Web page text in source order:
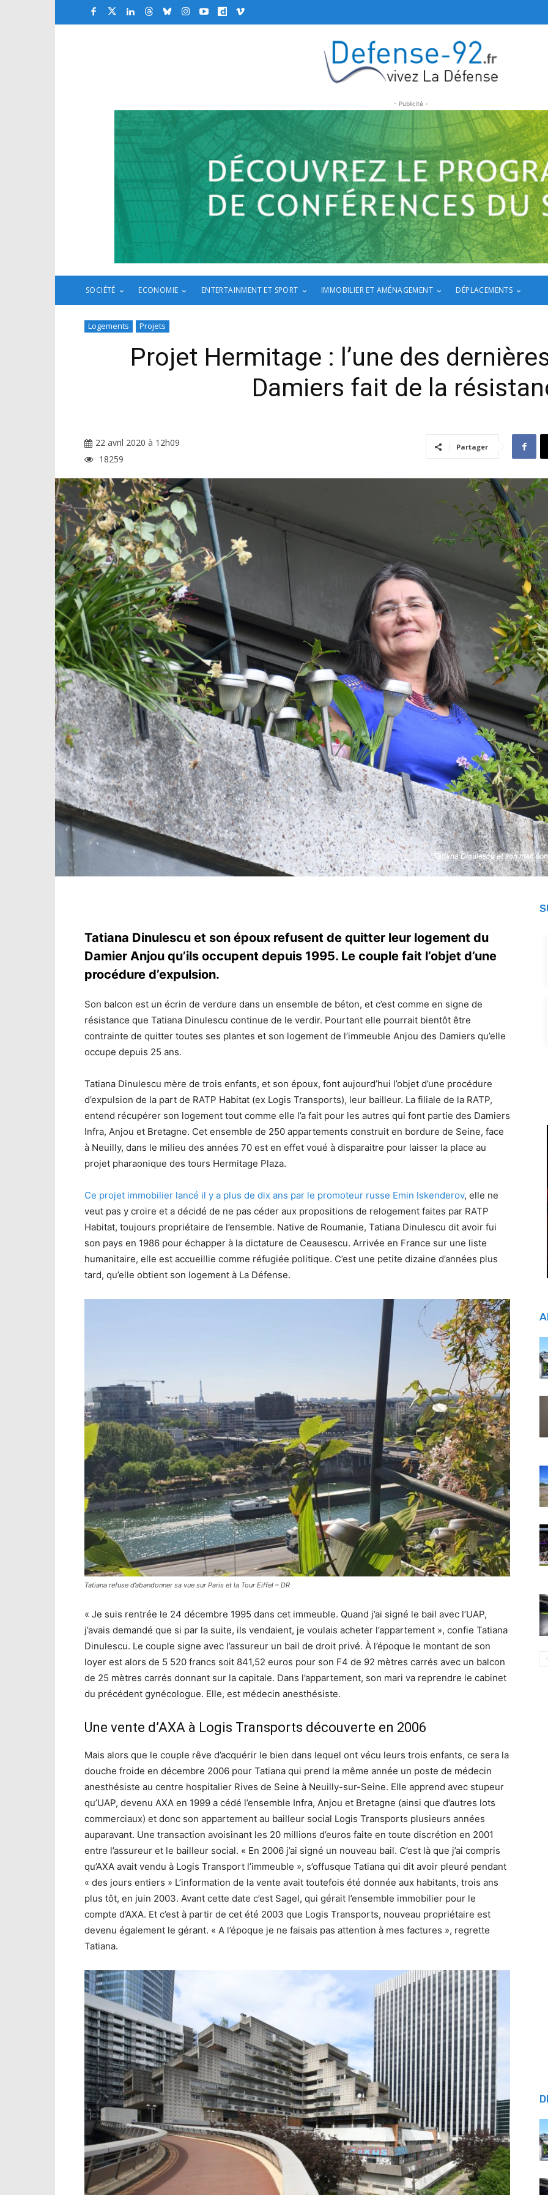
- Publicité -
SOCIÉTÉ ECONOMIE ENTERTAINMENT ET SPORT IMMOBILIER ET AMÉNAGEMENT DÉPLACEMENTS
Logements Projets
Projet Hermitage : l’une des
Damiers fait de la
22 avril 2020 à 12h09
18259
Partager
Tatiana Dinulescu et son mari
Tatiana Dinulescu et son mari
Tatiana Dinulescu et son époux refusent de quitter leur logement du
Damier Anjou qu’ils occupent depuis 1995. Le couple fait l’objet d’une
procédure d’expulsion.
Son balcon est un écrin de verdure dans un ensemble de béton, et c’est comme en signe de
résistance que Tatiana Dinulescu continue de le verdir. Pourtant elle pourrait bientôt être
contrainte de quitter toutes ses plantes et son logement de l’immeuble Anjou des Damiers qu’elle
occupe depuis 25 ans.
Tatiana Dinulescu mère de trois enfants, et son époux, font aujourd’hui l’objet d’une procédure
d’expulsion de la part de RATP Habitat (ex Logis Transports), leur bailleur. La filiale de la RATP,
entend récupérer son logement tout comme elle l’a fait pour les autres qui font partie des Damiers
Infra, Anjou et Bretagne. Cet ensemble de 250 appartements construit en bordure de Seine, face
à Neuilly, dans le milieu des années 70 est en effet voué à disparaitre pour laisser la place au
projet pharaonique des tours Hermitage Plaza.
Ce projet immobilier lancé il y a plus de dix ans par le promoteur russe Emin Iskenderov, elle ne
veut pas y croire et a décidé de ne pas céder aux propositions de relogement faites par RATP
Habitat, toujours propriétaire de l’ensemble. Native de Roumanie, Tatiana Dinulescu dit avoir fui
son pays en 1986 pour échapper à la dictature de Ceausescu. Arrivée en France sur une liste
humanitaire, elle est accueillie comme réfugiée politique. C’est une petite dizaine d’années plus
tard, qu’elle obtient son logement à La Défense.
Tatiana refuse d’abandonner sa vue sur Paris et la Tour Eiffel – DR
« Je suis rentrée le 24 décembre 1995 dans cet immeuble. Quand j’ai signé le bail avec l’UAP,
j’avais demandé que si par la suite, ils vendaient, je voulais acheter l’appartement », confie Tatiana
Dinulescu. Le couple signe avec l’assureur un bail de droit privé. À l’époque le montant de son
loyer est alors de 5 520 francs soit 841,52 euros pour son F4 de 92 mètres carrés avec un balcon
de 25 mètres carrés donnant sur la capitale. Dans l’appartement, son mari va reprendre le cabinet
du précédent gynécologue. Elle, est médecin anesthésiste.
Une vente d’AXA à Logis Transports découverte en 2006
Mais alors que le couple rêve d’acquérir le bien dans lequel ont vécu leurs trois enfants, ce sera la
douche froide en décembre 2006 pour Tatiana qui prend la même année un poste de médecin
anesthésiste au centre hospitalier Rives de Seine à Neuilly-sur-Seine. Elle apprend avec stupeur
qu’UAP, devenu AXA en 1999 a cédé l’ensemble Infra, Anjou et Bretagne (ainsi que d’autres lots
commerciaux) et donc son appartement au bailleur social Logis Transports plusieurs années
auparavant. Une transaction avoisinant les 20 millions d’euros faite en toute discrétion en 2001
entre l’assureur et le bailleur social. « En 2006 j’ai signé un nouveau bail. C’est là que j’ai compris
qu’AXA avait vendu à Logis Transport l’immeuble », s’offusque Tatiana qui dit avoir pleuré pendant
« des jours entiers » L’information de la vente avait toutefois été donnée aux habitants, trois ans
plus tôt, en juin 2003. Avant cette date c’est Sagel, qui gérait l’ensemble immobilier pour le
compte d’AXA. Et c’est à partir de cet été 2003 que Logis Transports, nouveau propriétaire est
devenu également le gérant. « A l’époque je ne faisais pas attention à mes factures », regrette
Tatiana.